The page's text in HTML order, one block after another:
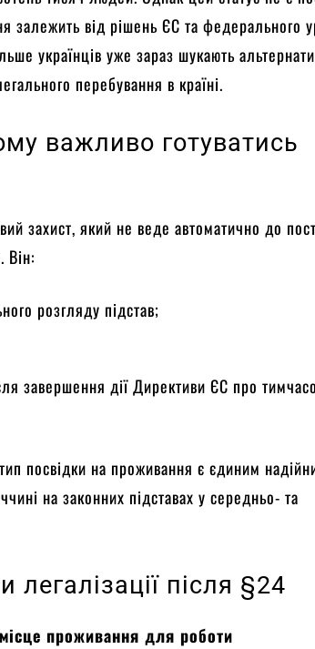
залежить від рішень ЄС та федерального
українців уже зараз шукають
перебування в країні.
важливо готуватись
захист, який не веде автоматично до
Він:
розгляду підстав;
завершення дії Директиви ЄС про
посвідки на проживання є єдиним
на законних підставах у середньо- та
легалізації після §24
проживання для роботи